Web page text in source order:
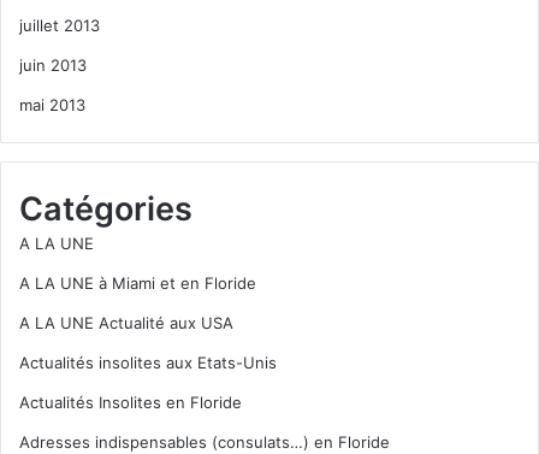
juillet 2013
juin 2013
mai 2013
Catégories
A LA UNE
A LA UNE à Miami et en Floride
A LA UNE Actualité aux USA
Actualités insolites aux Etats-Unis
Actualités Insolites en Floride
Adresses indispensables (consulats…) en Floride